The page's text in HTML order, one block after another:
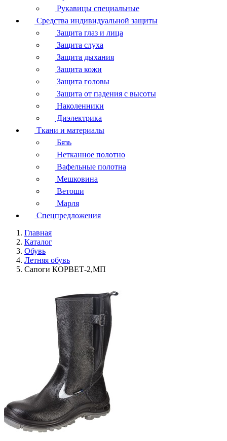
Рукавицы специальные
Средства индивидуальной защиты
Защита глаз и лица
Защита слуха
Защита дыхания
Защита кожи
Защита головы
Защита от падения с высоты
Наколенники
Диэлектрика
Ткани и материалы
Бязь
Нетканное полотно
Вафельные полотна
Мешковина
Ветоши
Марля
Спецпредложения
Главная
Каталог
Обувь
Летняя обувь
Сапоги КОРВЕТ-2,МП